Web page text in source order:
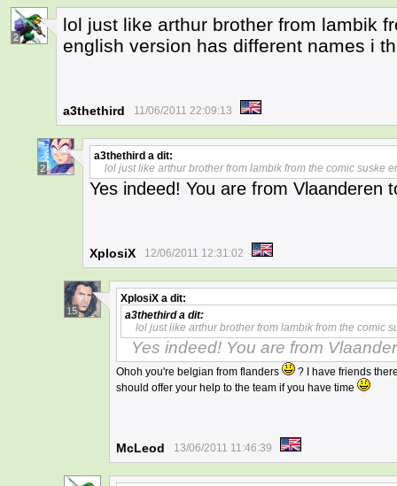
2
lol just like arthur brother from lambik
english version has different names i
a3thethird 11/06/2011 22:09:13
2
a3thethird a dit:
lol just like arthur brother from lambik from the comic suske
Yes indeed! You are from Vlaanderen
XplosiX 12/06/2011 12:31:02
15
XplosiX a dit:
a3thethirda dit:
lol just like arthur brother from lambik from the comic
Yes indeed! You are from
Ohoh you're belgian from flanders
? I have friends
should offer your help to the team if you have time
McLeod 13/06/2011 11:46:39